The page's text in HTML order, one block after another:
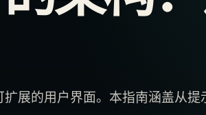
展的用户界面。本指南涵盖从提